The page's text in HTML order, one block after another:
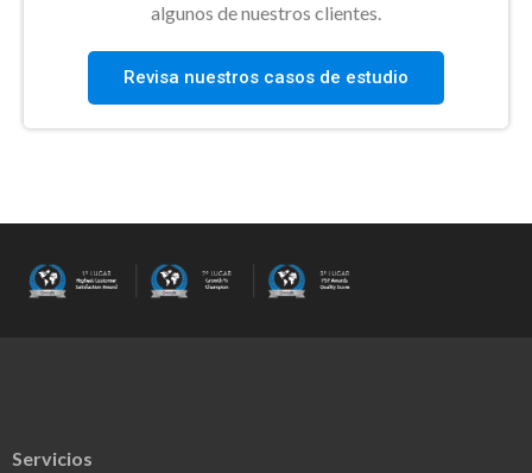
algunos de nuestros clientes.
Revisa nuestros casos de estudio
Servicios